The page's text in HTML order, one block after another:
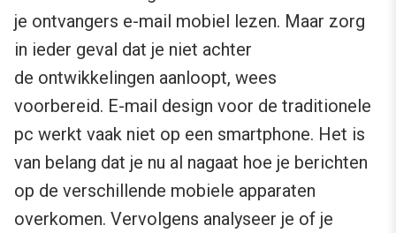
je ontvangers e-mail mobiel lezen. Maar zorg
in ieder geval dat je niet achter
de ontwikkelingen aanloopt, wees
voorbereid. E-mail design voor de traditionele
pc werkt vaak niet op een smartphone. Het is
van belang dat je nu al nagaat hoe je berichten
op de verschillende mobiele apparaten
overkomen. Vervolgens analyseer je of je